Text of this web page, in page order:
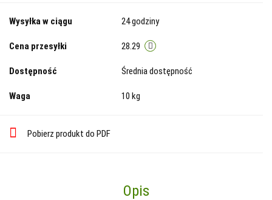
Wysyłka w ciągu 24 godziny
Cena przesyłki 28.29
Dostępność Średnia dostępność
Waga 10 kg
Pobierz produkt do PDF
Opis